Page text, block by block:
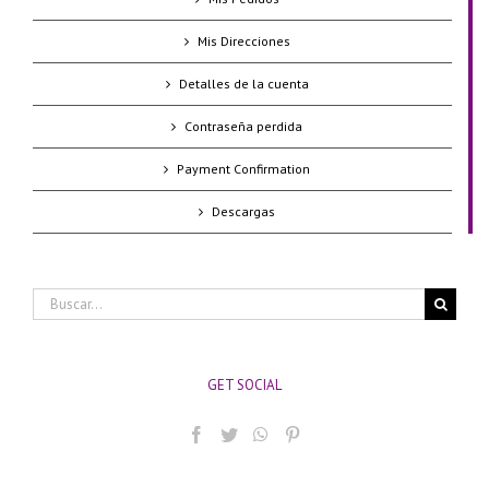
Mis Direcciones
Detalles de la cuenta
Contraseña perdida
Payment Confirmation
Descargas
Buscar:
GET SOCIAL